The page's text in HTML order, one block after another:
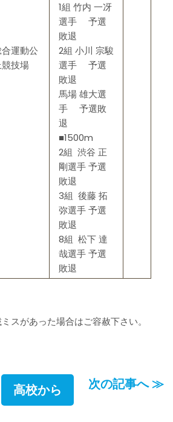
運動公
技場
1組 竹内 一冴
選手 予選
敗退
2組 小川 宗駿
選手 予選
敗退
馬場 雄大選
手 予選敗
退
■1500m
2組 渋谷 正
剛選手 予選
敗退
3組 後藤 拓
弥選手 予選
敗退
8組 松下 達
哉選手 予選
敗退
スがあった場合はご容赦下さい。
高校から 次の記事へ ≫